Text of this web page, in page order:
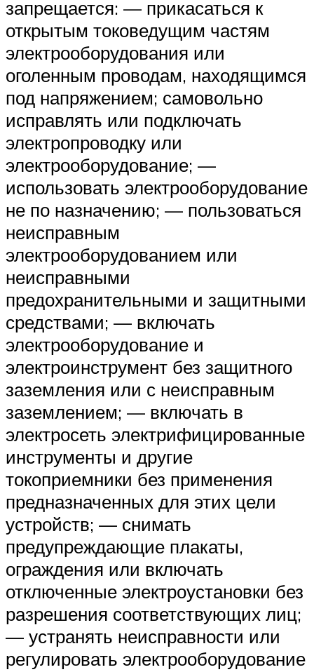
запрещается: — прикасаться к
открытым токоведущим частям
электрооборудования или
оголенным проводам, находящимся
под напряжением; самовольно
исправлять или подключать
электропроводку или
электрооборудование; —
использовать электрооборудование
не по назначению; — пользоваться
неисправным
электрооборудованием или
неисправными
предохранительными и защитными
средствами; — включать
электрооборудование и
электроинструмент без защитного
заземления или с неисправным
заземлением; — включать в
электросеть электрифицированные
инструменты и другие
токоприемники без применения
предназначенных для этих цели
устройств; — снимать
предупреждающие плакаты,
ограждения или включать
отключенные электроустановки без
разрешения соответствующих лиц;
— устранять неисправности или
регулировать электрооборудование